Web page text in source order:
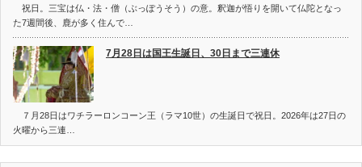
祝日。三宝は仏・法・僧（ぶっぽうそう）の意。釈迦が悟りを開いて仏陀となっ
た7週間後、鹿が多く住んで…
7月28日は国王生誕日、30日まで三連休
７月28日はワチラーロンコーン王（ラマ10世）の生誕日で祝日。2026年は27日の
火曜から三連…